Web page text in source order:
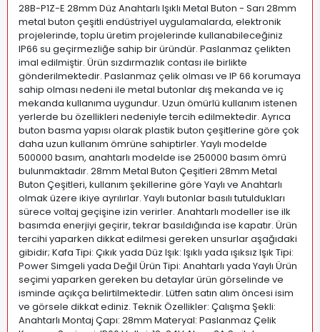
28B-P1Z-E 28mm Düz Anahtarlı Işıklı Metal Buton - Sarı 28mm
metal buton çeşitli endüstriyel uygulamalarda, elektronik
projelerinde, toplu üretim projelerinde kullanabileceğiniz
IP66 su geçirmezliğe sahip bir üründür. Paslanmaz çelikten
imal edilmiştir. Ürün sızdırmazlık contası ile birlikte
gönderilmektedir. Paslanmaz çelik olması ve IP 66 korumaya
sahip olması nedeni ile metal butonlar dış mekanda ve iç
mekanda kullanıma uygundur. Uzun ömürlü kullanım istenen
yerlerde bu özellikleri nedeniyle tercih edilmektedir. Ayrıca
buton basma yapısı olarak plastik buton çeşitlerine göre çok
daha uzun kullanım ömrüne sahiptirler. Yaylı modelde
500000 basım, anahtarlı modelde ise 250000 basım ömrü
bulunmaktadır. 28mm Metal Buton Çeşitleri 28mm Metal
Buton Çeşitleri, kullanım şekillerine göre Yaylı ve Anahtarlı
olmak üzere ikiye ayrılırlar. Yaylı butonlar basılı tutuldukları
sürece voltaj geçişine izin verirler. Anahtarlı modeller ise ilk
basımda enerjiyi geçirir, tekrar basıldığında ise kapatır. Ürün
tercihi yaparken dikkat edilmesi gereken unsurlar aşağıdaki
gibidir; Kafa Tipi: Çıkık yada Düz Işık: Işıklı yada ışıksız Işık Tipi:
Power Simgeli yada Değil Ürün Tipi: Anahtarlı yada Yaylı Ürün
seçimi yaparken gereken bu detaylar ürün görselinde ve
isminde açıkça belirtilmektedir. Lütfen satın alım öncesi isim
ve görsele dikkat ediniz. Teknik Özellikler: Çalışma Şekli:
Anahtarlı Montaj Çapı: 28mm Materyal: Paslanmaz Çelik